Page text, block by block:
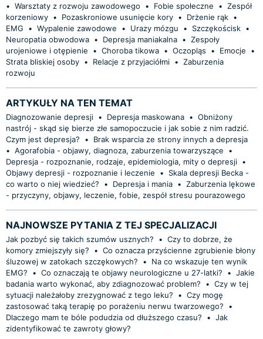
• Warsztaty z rozwoju zawodowego • Fobie społeczne • Zespół
korzeniowy • Pozaskroniowe usunięcie kory • Drżenie rąk •
EMG
• Wypalenie zawodowe • Urazy mózgu • Szczękościsk •
Neuropatia obwodowa • Depresja maniakalna • Zespoły
urojeniowe i otępienie
• Choroba tikowa • Oczopląs • Emocje
•
Strata bliskiej osoby • Relacje z przyjaciółmi • Zaburzenia
rozwoju
ARTYKUŁY NA TEN TEMAT
Diagnozowanie depresji • Depresja maskowana • Obniżony
nastrój - skąd się bierze złe samopoczucie i jak sobie z nim radzić.
Czym jest depresja?
•
Brak wsparcia ze strony innych a depresja
• Agorafobia - objawy, diagnoza, zaburzenia towarzyszące
•
Depresja - rozpoznanie, rodzaje, epidemiologia, mity o depresji •
Objawy depresji - rozpoznanie i leczenie
•
Skala depresji Becka -
co warto o niej wiedzieć?
• Depresja i mania • Zaburzenia lękowe
- przyczyny, objawy, leczenie, fobie, zespół stresu pourazowego
NAJNOWSZE PYTANIA Z TEJ SPECJALIZACJI
Jak pozbyć się takich szumów usznych? • Czy to dobrze, że
komory zmiejszyły się?
• Co oznacza przyścienne zgrubienie błony
śluzowej w zatokach szczękowych?
•
Na co wskazuje ten wynik
EMG?
• Co oznaczają te objawy neurologiczne u 27-latki? • Jakie
badania warto wykonać, aby zdiagnozować problem?
• Czy w tej
sytuacji należałoby zrezygnować z tego leku?
• Czy mogę
zastosować taką terapię po porażeniu nerwu twarzowego?
•
Dlaczego mam te bóle podudzia od dłuższego czasu?
• Jak
zidentyfikować te zawroty głowy?